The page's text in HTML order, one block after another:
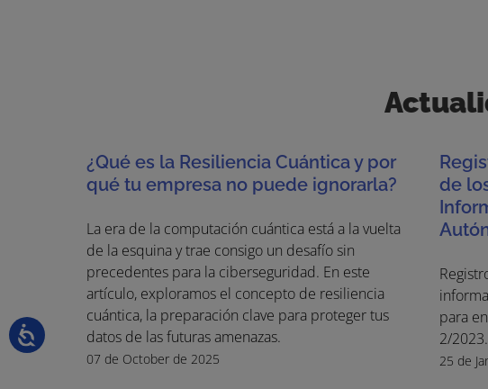
¿Qué es la Resiliencia Cuántica y por
qué tu empresa no puede ignorarla?
La era de la computación cuántica está a la vuelta
de la esquina y trae consigo un desafío sin
precedentes para la ciberseguridad. En este
artículo, exploramos el concepto de resiliencia
cuántica, la preparación clave para proteger tus
datos de las futuras amenazas.
07 de October de 2025
de
para
2/
25 de